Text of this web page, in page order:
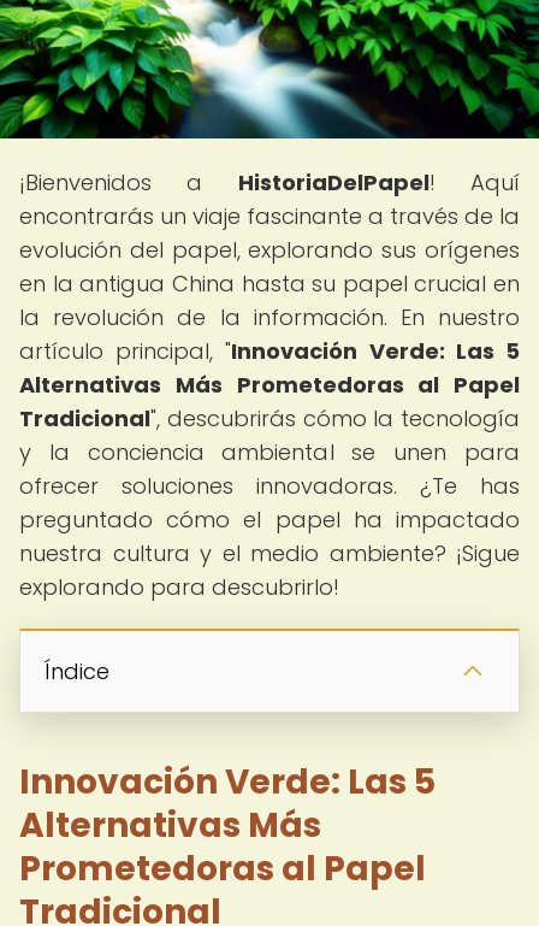
¡Bienvenidos a HistoriaDelPapel! Aquí
encontrarás un viaje fascinante a través de la
evolución del papel, explorando sus orígenes
en la antigua China hasta su papel crucial en
la revolución de la información. En nuestro
artículo principal, "Innovación Verde: Las 5
Alternativas Más Prometedoras al Papel
Tradicional", descubrirás cómo la tecnología
y la conciencia ambiental se unen para
ofrecer soluciones innovadoras. ¿Te has
preguntado cómo el papel ha impactado
nuestra cultura y el medio ambiente? ¡Sigue
explorando para descubrirlo!
Índice
Innovación Verde: Las 5
Alternativas Más
Prometedoras al Papel
Tradicional